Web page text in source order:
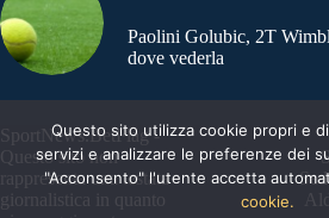
Paolini Golubic, 2T
dove vederla
SportNews.BetFlag -
Questo sito non
rappresenta una testata
giornalistica in quanto
Questo sito utilizza cookie propri e
servizi e analizzare le preferenze dei
"Acconsento" l'utente accetta
cookie.